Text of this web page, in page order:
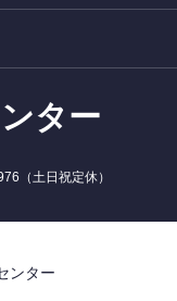
ター
（土日祝定休）
ンター